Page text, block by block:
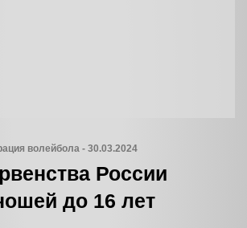
волейбола - 30.03.2024
России
до 16 лет